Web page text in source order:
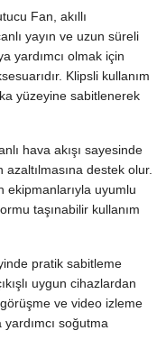
Fan, akıllı
yayın ve uzun süreli
yardımcı olmak için
Klipsli kullanım
yüzeyine sabitlenerek
hava akışı sayesinde
destek olur.
ekipmanlarıyla uyumlu
taşınabilir kullanım
pratik sabitleme
uygun cihazlardan
ve video izleme
soğutma